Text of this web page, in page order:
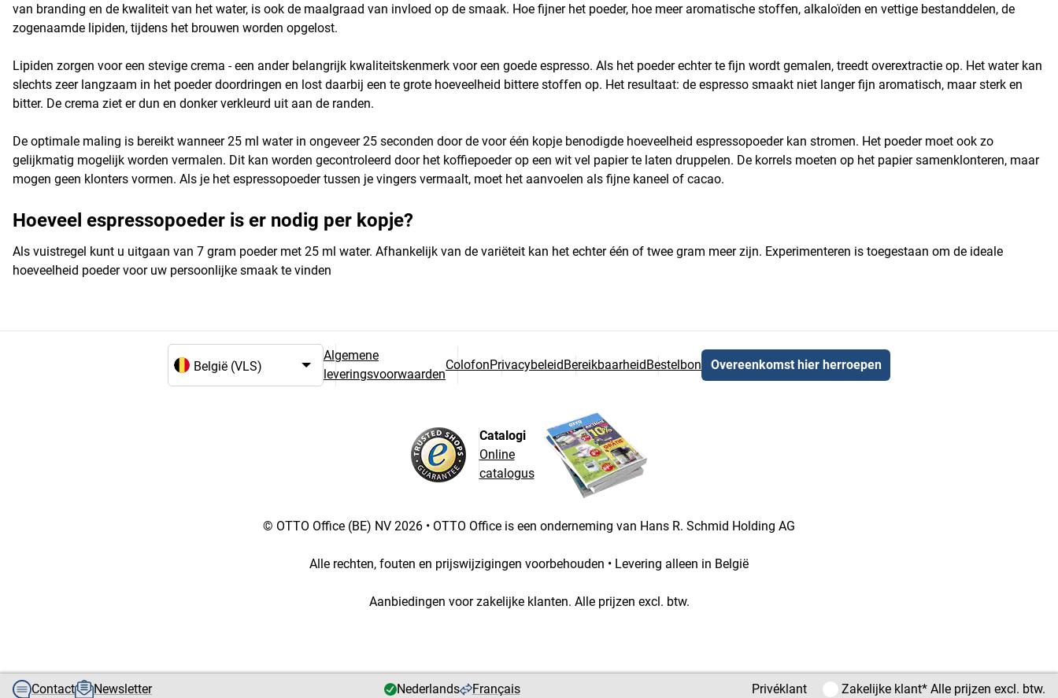
van branding en de kwaliteit van het water, is ook de maalgraad van invloed op de smaak. Hoe fijner het poeder, hoe meer aromatische stoffen, alkaloïden en vettige bestanddelen, de
zogenaamde lipiden, tijdens het brouwen worden opgelost.
Lipiden zorgen voor een stevige crema - een ander belangrijk kwaliteitskenmerk voor een goede espresso. Als het poeder echter te fijn wordt gemalen, treedt overextractie op. Het water kan
slechts zeer langzaam in het poeder doordringen en lost daarbij een te grote hoeveelheid bittere stoffen op. Het resultaat: de espresso smaakt niet langer fijn aromatisch, maar sterk en
bitter. De crema ziet er dun en donker verkleurd uit aan de randen.
De optimale maling is bereikt wanneer 25 ml water in ongeveer 25 seconden door de voor één kopje benodigde hoeveelheid espressopoeder kan stromen. Het poeder moet ook zo
gelijkmatig mogelijk worden vermalen. Dit kan worden gecontroleerd door het koffiepoeder op een wit vel papier te laten druppelen. De korrels moeten op het papier samenklonteren, maar
mogen geen klonters vormen. Als je het espressopoeder tussen je vingers vermaalt, moet het aanvoelen als fijne kaneel of cacao.
Hoeveel espressopoeder is er nodig per kopje?
Als vuistregel kunt u uitgaan van 7 gram poeder met 25 ml water. Afhankelijk van de variëteit kan het echter één of twee gram meer zijn. Experimenteren is toegestaan om de ideale
hoeveelheid poeder voor uw persoonlijke smaak te vinden
Algemene
leveringsvoorwaarden
ColofonPrivacybeleidBereikbaarheidBestelbon Overeenkomst hier herroepen
Catalogi
Online
catalogus
© OTTO Office (BE) NV 2026 • OTTO Office is een onderneming van Hans R. Schmid Holding AG
Alle rechten, fouten en prijswijzigingen voorbehouden • Levering alleen in België
Aanbiedingen voor zakelijke klanten. Alle prijzen excl. btw.
Contact Newsletter Nederlands Français PrivéklantPrivéklant / Zakelijke klant
Zakelijke klant* Alle prijzen excl. btw.